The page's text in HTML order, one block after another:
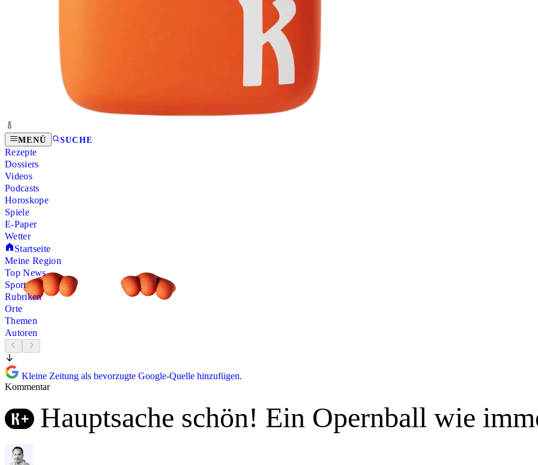
MENÜ SUCHE
Rezepte
Dossiers
Videos
Podcasts
Horoskope
Spiele
E-Paper
Wetter
Startseite
Meine Region
Top News
Sport
Rubriken
Orte
Themen
Autoren
Kleine Zeitung als bevorzugte Google-Quelle hinzufügen.
Kommentar
Hauptsache schön! Ein Opernball wie